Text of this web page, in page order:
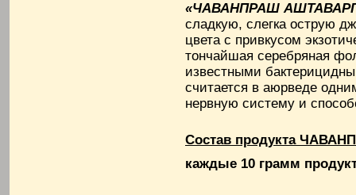
«ЧАВАНПРАШ
сладкую, слегка острую
цвета с привкусом
тончайшая серебряная
известными
считается в аюрведе
нервную систему и
Состав продукта
каждые 10 грамм